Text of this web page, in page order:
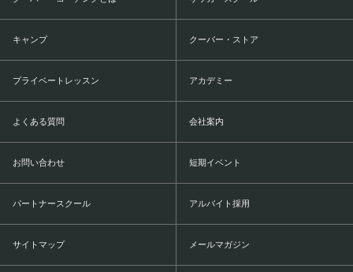
キャンプ クーバー・ストア
プライベートレッスン アカデミー
よくある質問 会社案内
お問い合わせ 短期イベント
パートナースクール アルバイト採用
サイトマップ メールマガジン